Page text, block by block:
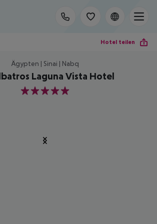
Hotel teilen
Ägypten | Sinai | Nabq
Laguna Vista Hotel
5